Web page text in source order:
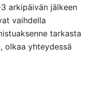
arkipäivän jälkeen
vaihdella
tarkasta
olkaa yhteydessä